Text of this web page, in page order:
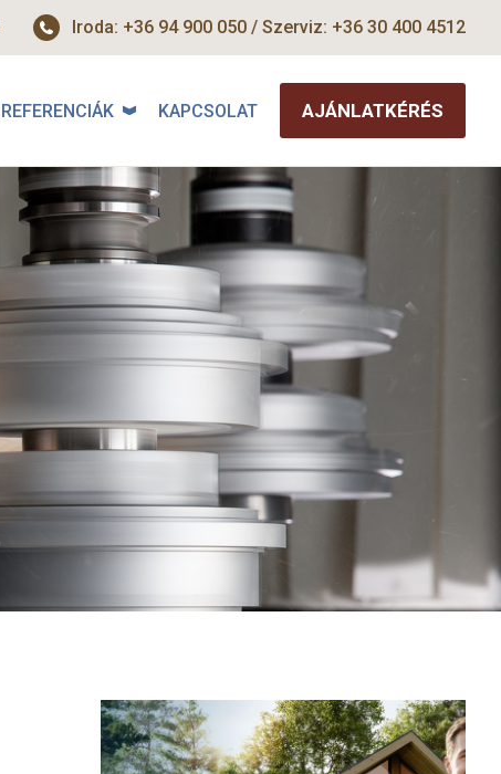
Iroda: +36 94 900 050 / Szerviz: +36 30 400 4512
REFERENCIÁK KAPCSOLAT AJÁNLATKÉRÉS